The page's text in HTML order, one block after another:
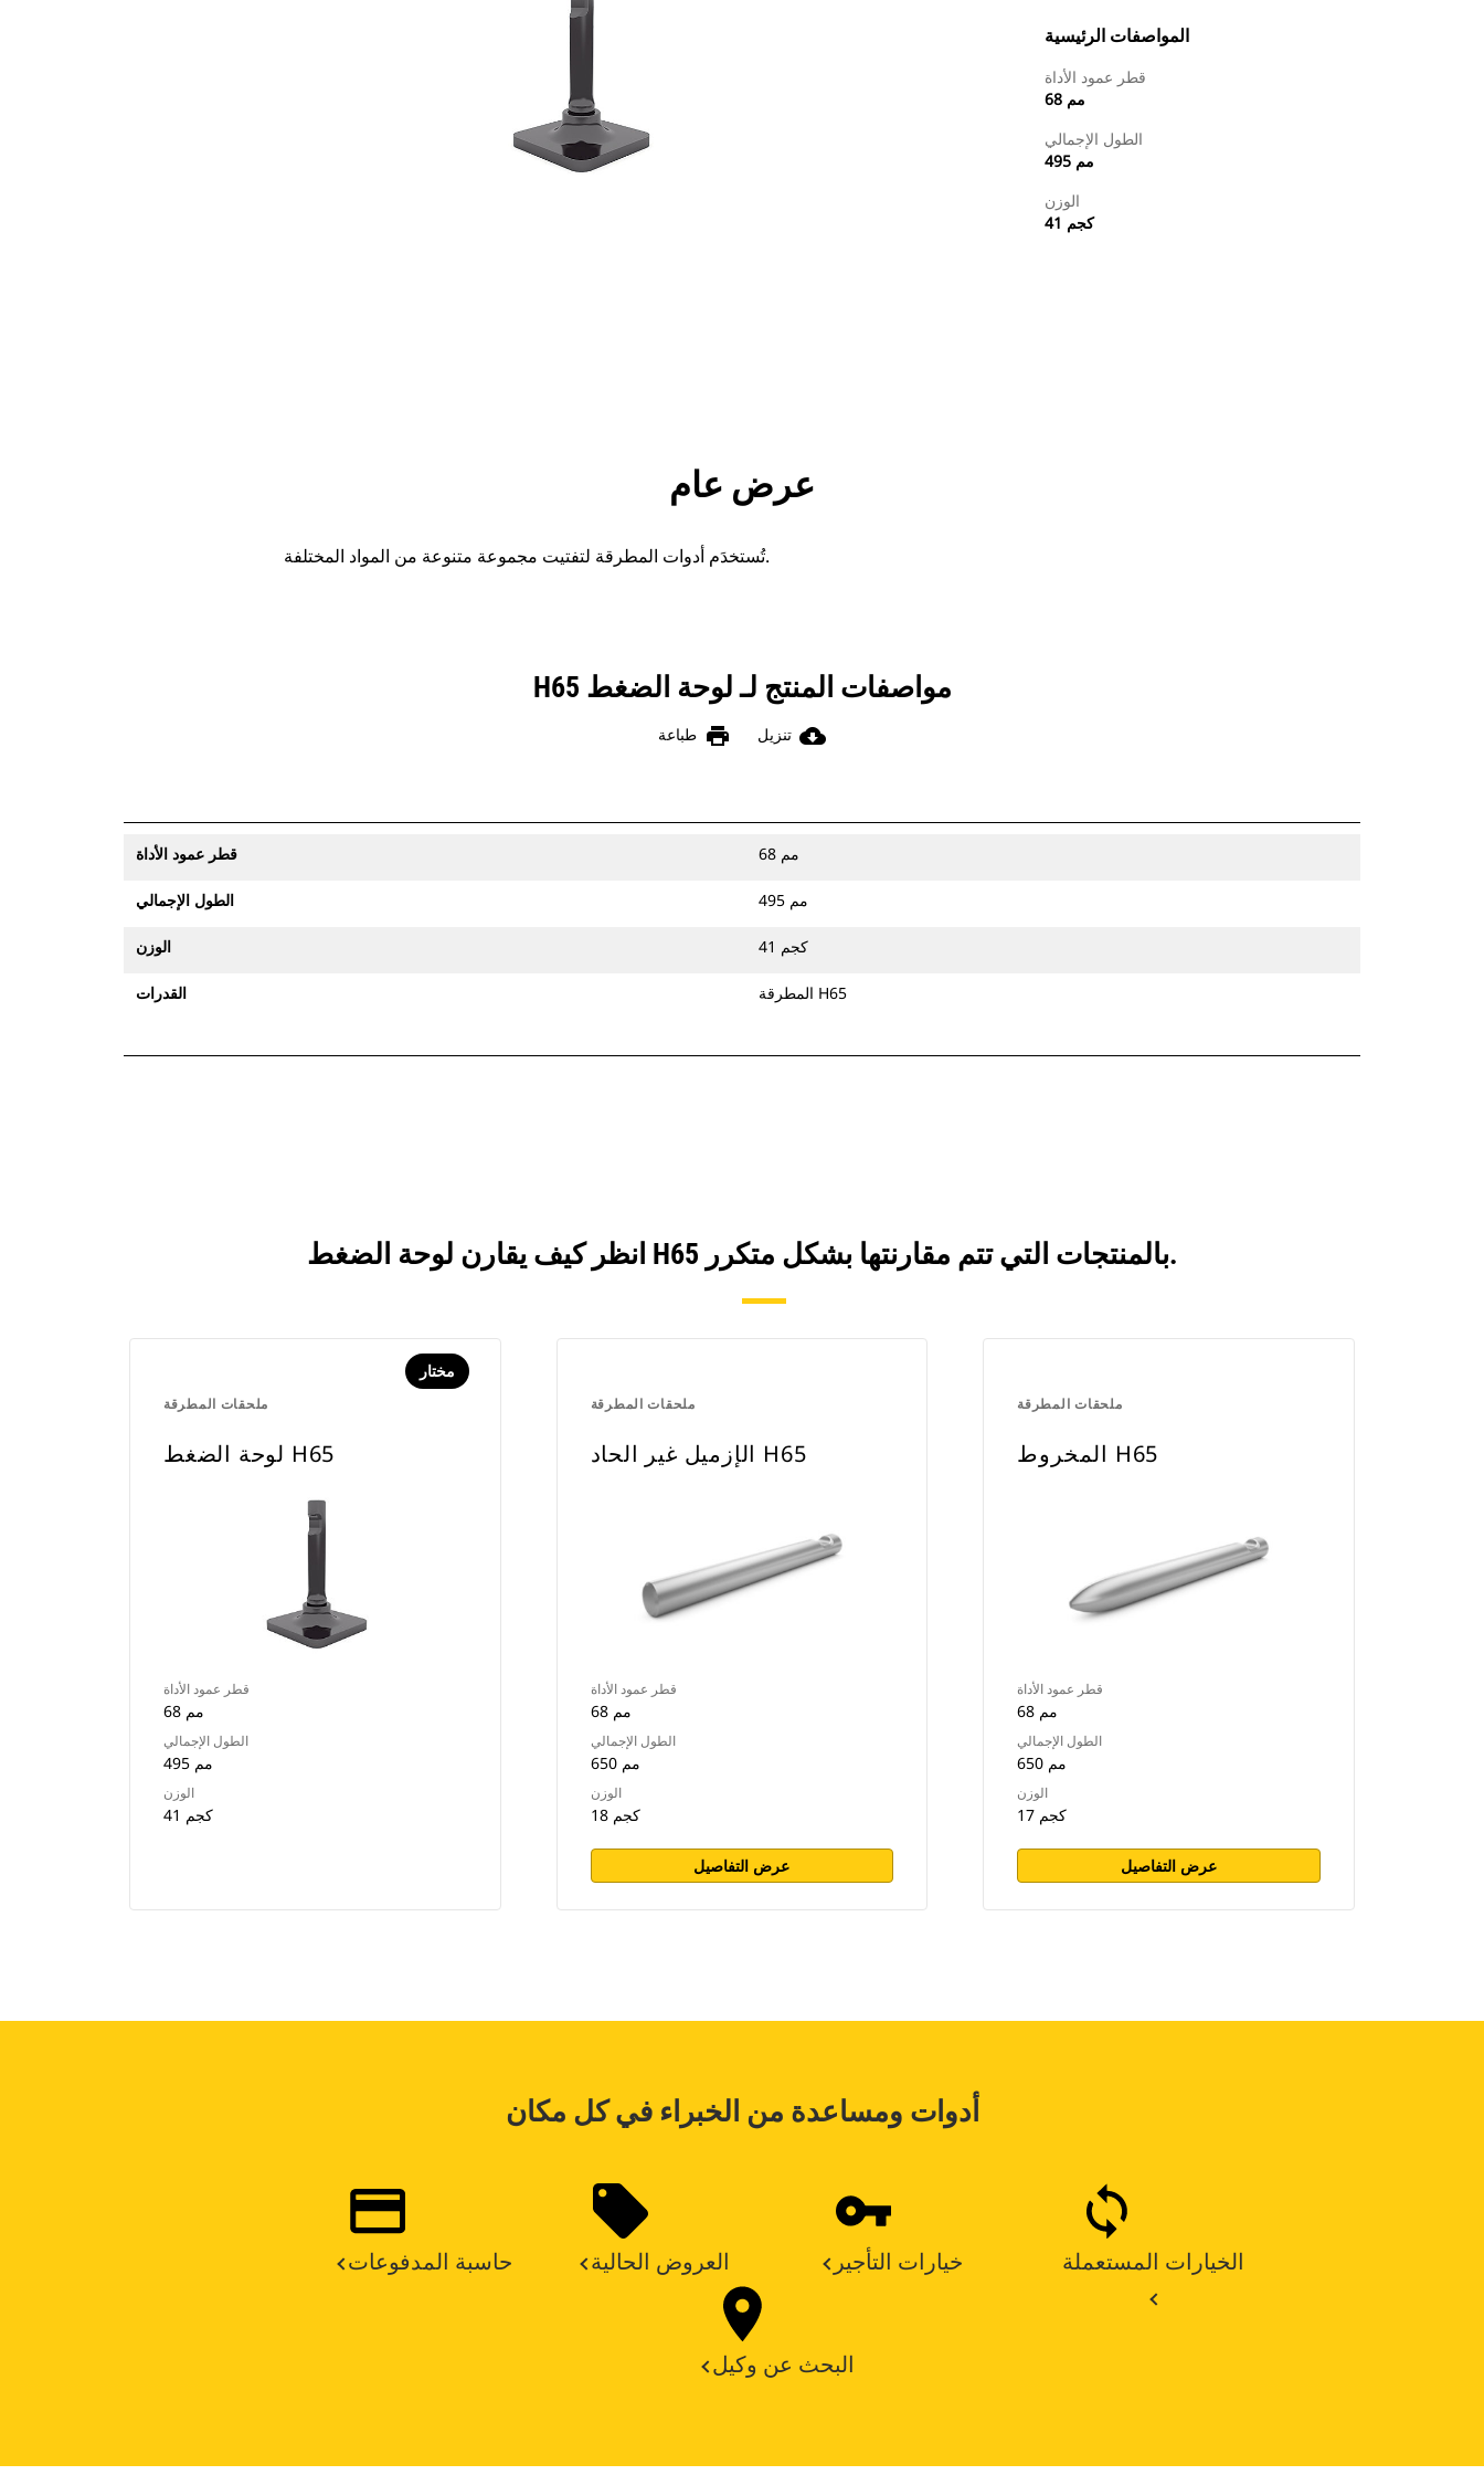
المواصفات الرئيسية
قطر عمود الأداة
68 مم
الطول الإجمالي
495 مم
الوزن
41 كجم
الأدوات
عرض عام
تُستخدَم أدوات المطرقة لتفتيت مجموعة متنوعة من المواد المختلفة.
مواصفات المنتج لـ لوحة الضغط H65
cloud_download تنزيل print طباعة
قطر عمود الأداة 68 مم
الطول الإجمالي 495 مم
الوزن 41 كجم
القدرات المطرقة H65
انظر كيف يقارن لوحة الضغط H65 بالمنتجات التي تتم مقارنتها بشكل متكرر.
ملحقات المطرقة
مختار
لوحة الضغط H65
قطر عمود الأداة
68 مم
الطول الإجمالي
495 مم
الوزن
41 كجم
ملحقات المطرقة
الإزميل غير الحاد H65
قطر عمود الأداة
68 مم
الطول الإجمالي
650 مم
الوزن
18 كجم
عرض التفاصيل
ملحقات المطرقة
المخروط H65
قطر عمود الأداة
68 مم
الطول الإجمالي
650 مم
الوزن
17 كجم
عرض التفاصيل
أدوات ومساعدة من الخبراء في كل مكان
حاسبة المدفوعات العروض الحالية خيارات التأجير الخيارات المستعملة
البحث عن وكيل